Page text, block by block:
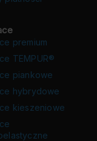
premium
TEMPUR®
piankowe
hybrydowe
kieszeniowe